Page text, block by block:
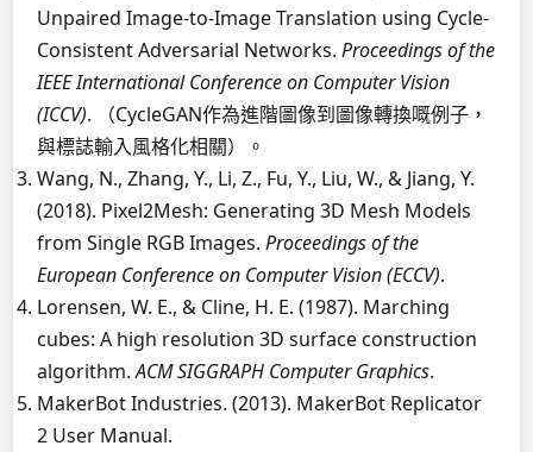
Unpaired Image-to-Image Translation using Cycle-
Consistent Adversarial Networks. Proceedings of the
IEEE International Conference on Computer Vision
(ICCV). （CycleGAN作為進階圖像到圖像轉換嘅例子，
與標誌輸入風格化相關）。
Wang, N., Zhang, Y., Li, Z., Fu, Y., Liu, W., & Jiang, Y.
(2018). Pixel2Mesh: Generating 3D Mesh Models
from Single RGB Images. Proceedings of the
European Conference on Computer Vision (ECCV).
Lorensen, W. E., & Cline, H. E. (1987). Marching
cubes: A high resolution 3D surface construction
algorithm.ACM SIGGRAPH Computer Graphics.
MakerBot Industries. (2013). MakerBot Replicator
2 User Manual.